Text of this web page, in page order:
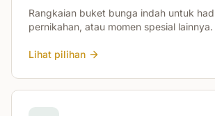
Rangkaian buket bunga indah untuk
pernikahan, atau momen spesial lainnya.
Lihat pilihan